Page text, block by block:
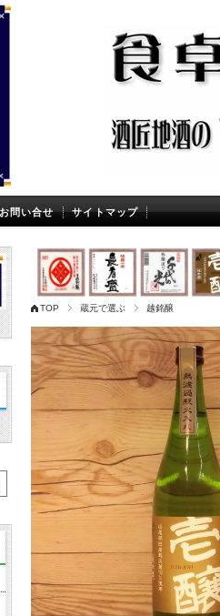
問い合せ サイトマップ
TOP 蔵元で選ぶ 越銘醸